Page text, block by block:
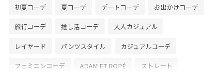
初夏コーデ 夏コーデ デートコーデ お出かけコーデ
旅行コーデ 推し活コーデ 大人カジュアル
レイヤード パンツスタイル カジュアルコーデ
フェミニンコーデ ADAM ET ROPÉ ストレート